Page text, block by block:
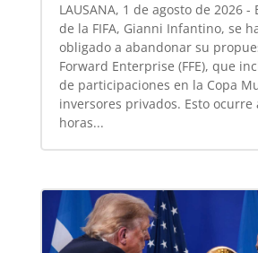
LAUSANA, 1 de agosto de 2026
de la FIFA, Gianni Infantino, se
obligado a abandonar su
Forward Enterprise (FFE), que
de participaciones en la Copa
inversores privados. Esto ocurre
horas...